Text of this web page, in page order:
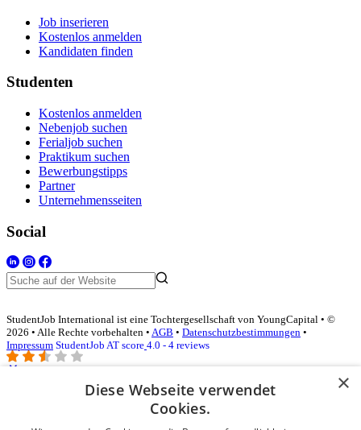
Job inserieren
Kostenlos anmelden
Kandidaten finden
Studenten
Kostenlos anmelden
Nebenjob suchen
Ferialjob suchen
Praktikum suchen
Bewerbungstipps
Partner
Unternehmensseiten
Social
StudentJob International ist eine Tochtergesellschaft von YoungCapital • ©
2026 • Alle Rechte vorbehalten • AGB • Datenschutzbestimmungen •
Impressum StudentJob AT score 4.0 - 4 reviews
Login für Unternehmen
×
Diese Webseite verwendet
Cookies.